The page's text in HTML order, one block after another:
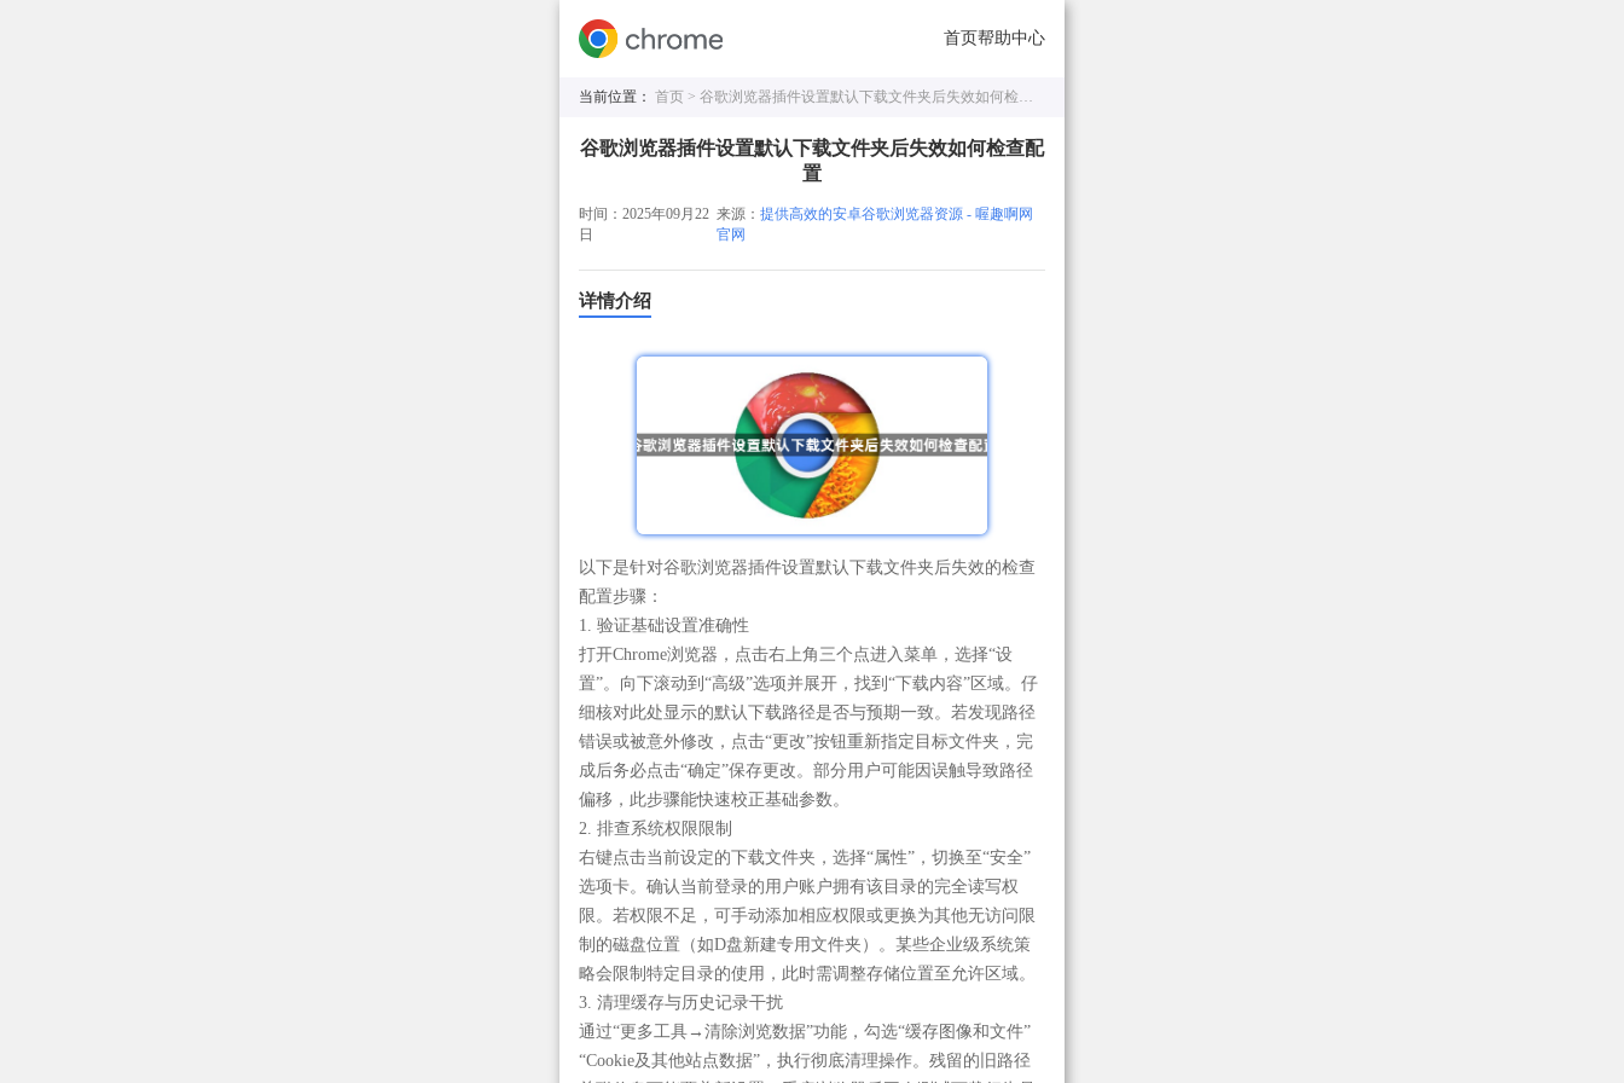
首页帮助中心
当前位置： 首页 > 谷歌浏览器插件设置默认下载文件夹后失效如何检查配置
谷歌浏览器插件设置默认下载文件夹后失效如何检查配
置
时间：2025年09月22
日
来源：提供高效的安卓谷歌浏览器资源 - 喔趣啊网
官网
详情介绍
以下是针对谷歌浏览器插件设置默认下载文件夹后失效的检查
配置步骤：
1. 验证基础设置准确性
打开Chrome浏览器，点击右上角三个点进入菜单，选择“设
置”。向下滚动到“高级”选项并展开，找到“下载内容”区域。仔
细核对此处显示的默认下载路径是否与预期一致。若发现路径
错误或被意外修改，点击“更改”按钮重新指定目标文件夹，完
成后务必点击“确定”保存更改。部分用户可能因误触导致路径
偏移，此步骤能快速校正基础参数。
2. 排查系统权限限制
右键点击当前设定的下载文件夹，选择“属性”，切换至“安全”
选项卡。确认当前登录的用户账户拥有该目录的完全读写权
限。若权限不足，可手动添加相应权限或更换为其他无访问限
制的磁盘位置（如D盘新建专用文件夹）。某些企业级系统策
略会限制特定目录的使用，此时需调整存储位置至允许区域。
3. 清理缓存与历史记录干扰
通过“更多工具→清除浏览数据”功能，勾选“缓存图像和文件”
“Cookie及其他站点数据”，执行彻底清理操作。残留的旧路径